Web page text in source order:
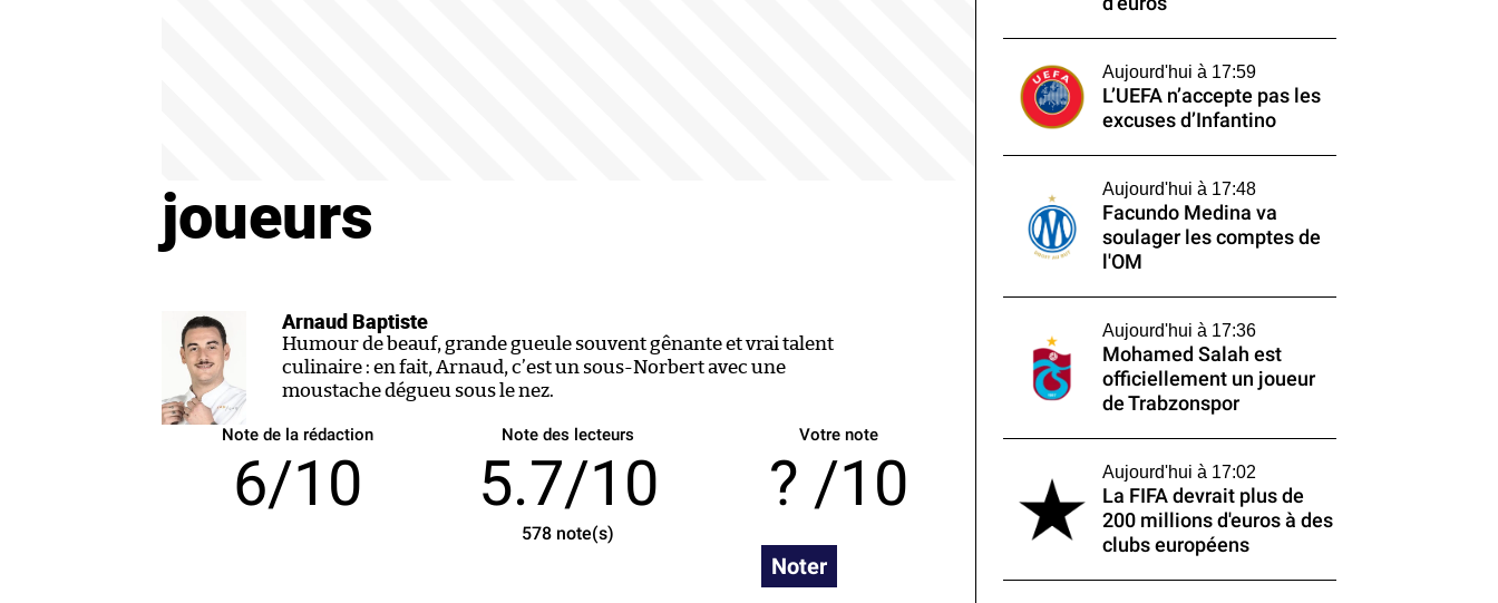
joueurs
Arnaud Baptiste
Humour de beauf, grande gueule souvent gênante et vrai talent
culinaire : en fait, Arnaud, c’est un sous-Norbert avec une
moustache dégueu sous le nez.
Note de la rédaction
6/10
Note des lecteurs
5.7/10
578 note(s)
Votre note
/10
Noter
Aujourd'hui à 17:59
L’UEFA n’accepte pas les
excuses d’Infantino
Aujourd'hui à 17:48
Facundo Medina va
soulager les comptes de
l'OM
Aujourd'hui à 17:36
Mohamed Salah est
officiellement un joueur
de Trabzonspor
Aujourd'hui à 17:02
La FIFA devrait plus de
200 millions d'euros à des
clubs européens